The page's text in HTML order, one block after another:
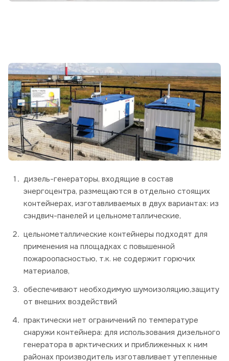
дизель-генераторы, входящие в состав
энергоцентра, размещаются в отдельно стоящих
контейнерах, изготавливаемых в двух вариантах: из
сэндвич-панелей и цельнометаллические,
цельнометаллические контейнеры подходят для
применения на площадках с повышенной
пожароопасностью, т.к. не содержит горючих
материалов,
обеспечивают необходимую шумоизоляцию,защиту
от внешних воздействий
практически нет ограничений по температуре
снаружи контейнера: для использования дизельного
генератора в арктических и приближенных к ним
районах производитель изготавливает утепленные